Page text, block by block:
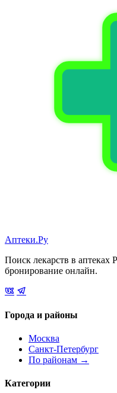
Аптеки.Ру
Поиск лекарств в
бронирование онлайн.
Города и районы
Москва
Санкт-Петербург
По районам →
Категории